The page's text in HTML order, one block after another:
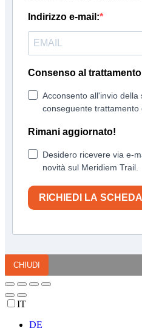
Indirizzo e-mail:
Consenso al
Acconsento all'invio
conseguente trattamento
Rimani aggiornato!
Desidero ricevere via e-
novità sul Meridiem Trail.
RICHIEDI LA
CHIUDI
IT
DE